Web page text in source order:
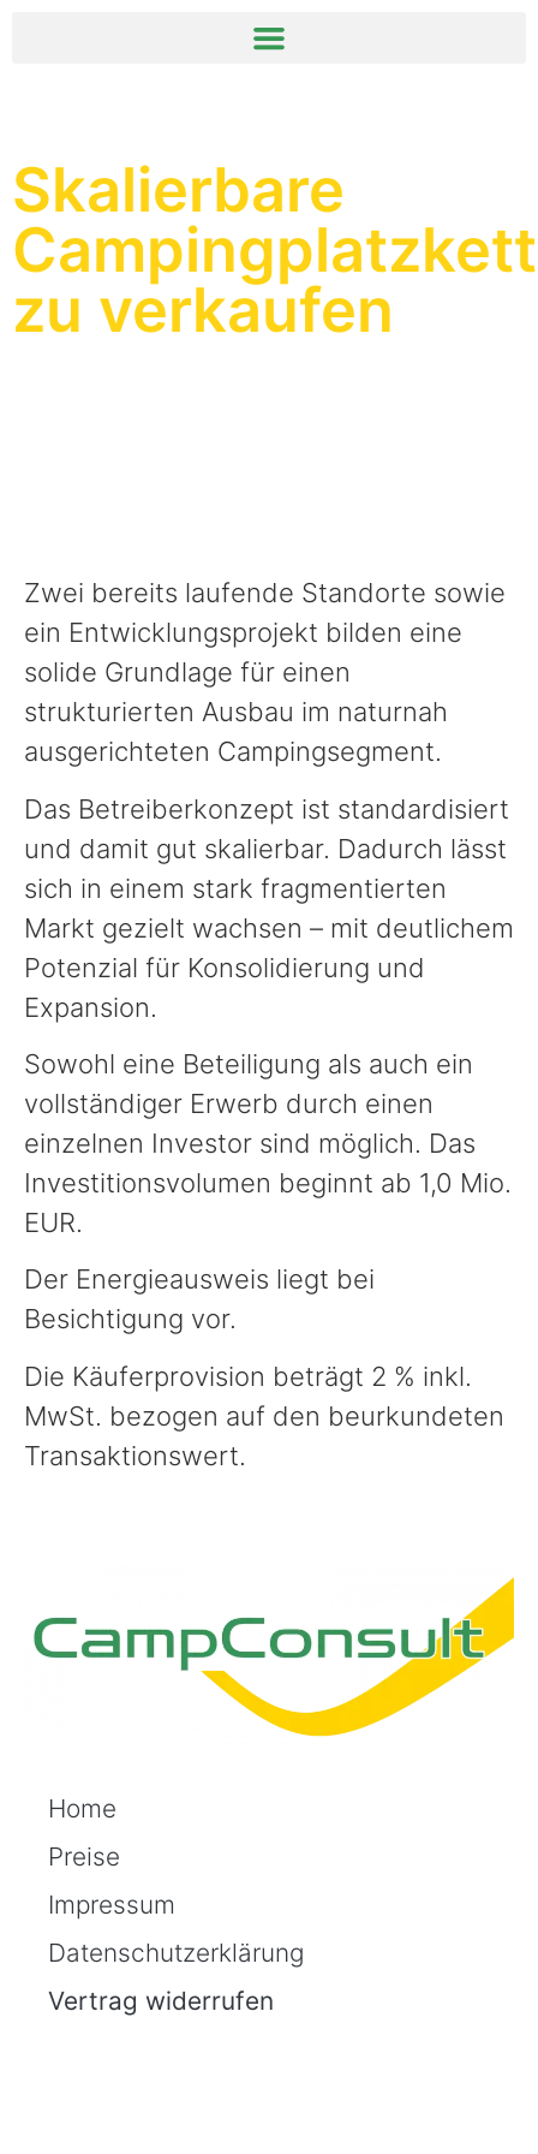
Skalierbare
zu verkaufen
Zwei bereits laufende Standorte sowie
ein Entwicklungsprojekt bilden eine
solide Grundlage für einen
strukturierten Ausbau im naturnah
ausgerichteten Campingsegment.
Das Betreiberkonzept ist standardisiert
und damit gut skalierbar. Dadurch lässt
sich in einem stark fragmentierten
Markt gezielt wachsen – mit deutlichem
Potenzial für Konsolidierung und
Expansion.
Sowohl eine Beteiligung als auch ein
vollständiger Erwerb durch einen
einzelnen Investor sind möglich. Das
Investitionsvolumen beginnt ab 1,0 Mio.
EUR.
Der Energieausweis liegt bei
Besichtigung vor.
Die Käuferprovision beträgt 2 % inkl.
MwSt. bezogen auf den beurkundeten
Transaktionswert.
Home
Preise
Impressum
Datenschutzerklärung
Vertrag widerrufen